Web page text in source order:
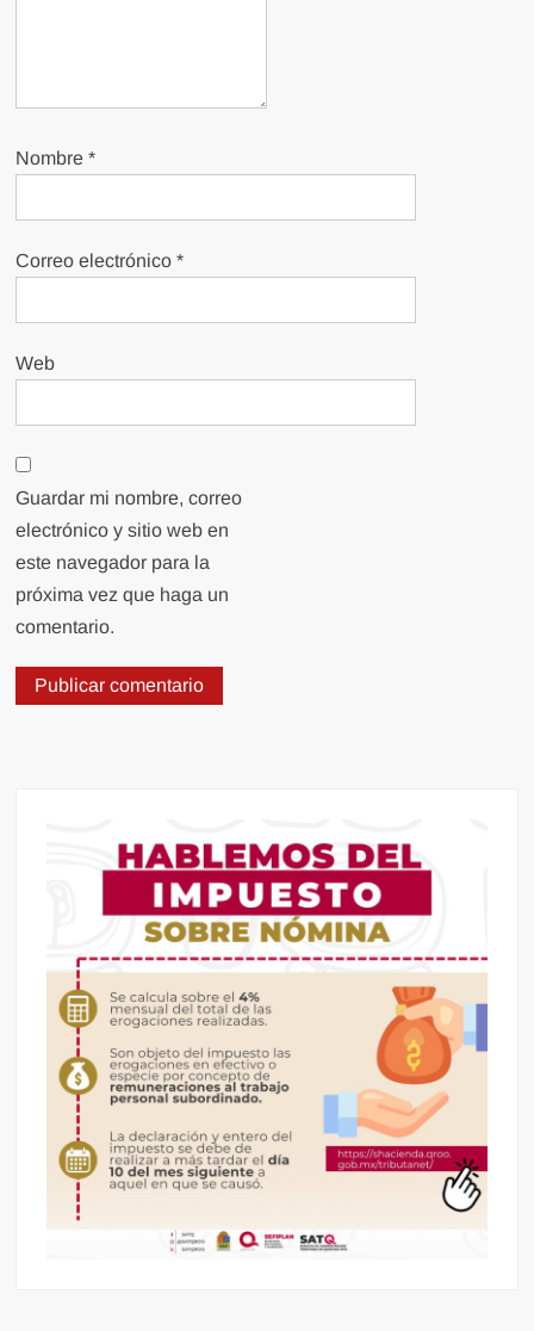
Nombre*
Correo electrónico*
Web
Guardar mi nombre, correo
electrónico y sitio web en
este navegador para la
próxima vez que haga un
comentario.